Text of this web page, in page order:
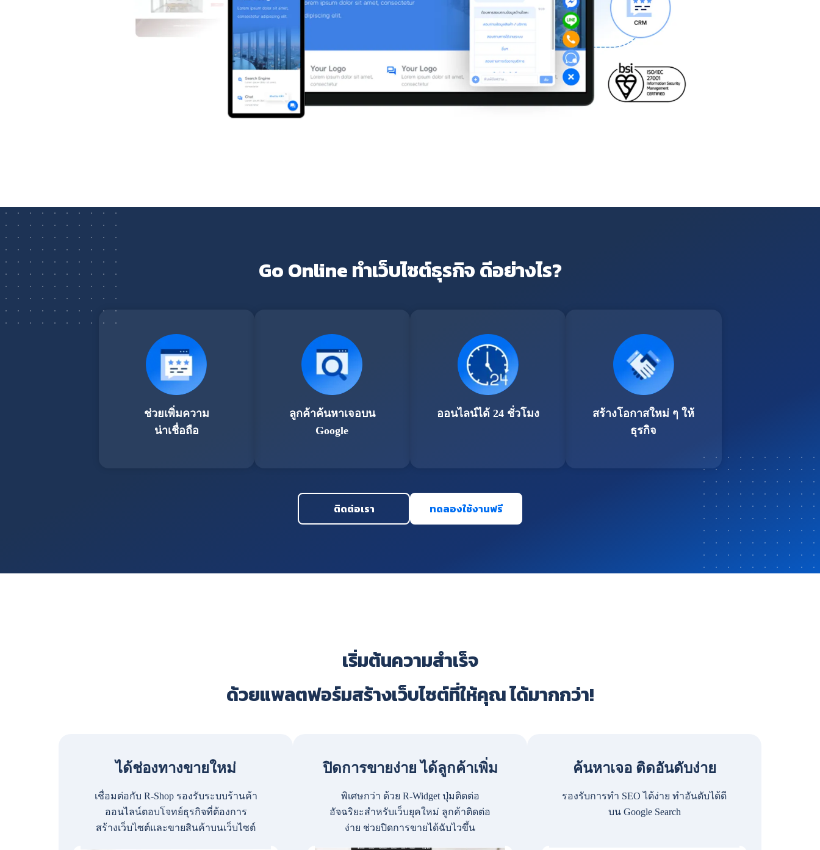
Go Online ทำเว็บไซต์ธุรกิจ ดีอย่างไร?
ช่วยเพิ่มความ
น่าเชื่อถือ
ลูกค้าค้นหาเจอบน
Google
ออนไลน์ได้ 24 ชั่วโมง
สร้างโอกาสใหม่ ๆ ให้
ธุรกิจ
ติดต่อเรา ทดลองใช้งานฟรี
เริ่มต้นความสำเร็จ
ด้วยแพลตฟอร์มสร้างเว็บไซต์ที่ให้คุณ ได้มากกว่า!
ได้ช่องทางขายใหม่
เชื่อมต่อกับ R-Shop รองรับระบบร้านค้า
ออนไลน์ตอบโจทย์ธุรกิจที่ต้องการ
สร้างเว็บไซต์และขายสินค้าบนเว็บไซต์
ปิดการขายง่าย ได้ลูกค้าเพิ่ม
พิเศษกว่า ด้วย R-Widget ปุ่มติดต่อ
อัจฉริยะสำหรับเว็บยุคใหม่ ลูกค้าติดต่อ
ง่าย ช่วยปิดการขายได้ฉับไวขึ้น
ค้นหาเจอ ติดอันดับง่าย
รองรับการทำ SEO ได้ง่าย ทำอันดับได้ดี
บน Google Search